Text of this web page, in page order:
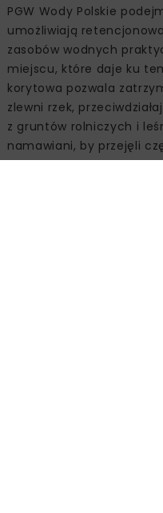
PGW Wody Polskie
umożliwiają
zasobów wodnych
miejscu, które daje ku
korytowa pozwala
zlewni rzek,
z gruntów rolniczych i
namawiani, by przejęli
można wymienić: